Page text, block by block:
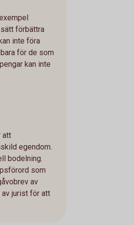
förbättra
inte föra
för de som
kan inte
att
egendom.
bodelning.
som
av
av jurist för att